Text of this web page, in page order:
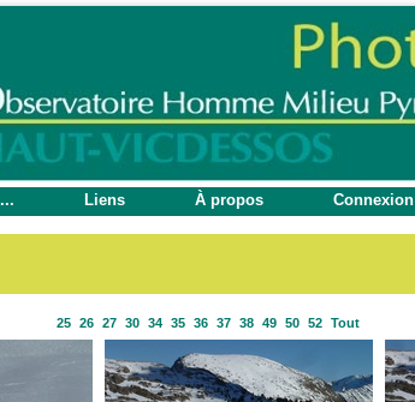
Liens À propos Connexion
25 26 27 30 34 35 36 37 38 49 50 52 Tout